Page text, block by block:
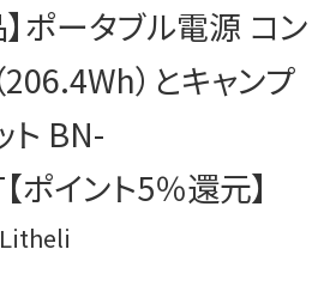
ポータブル電源 コン
）とキャンプ
ト BN-
ポイント5％還元】